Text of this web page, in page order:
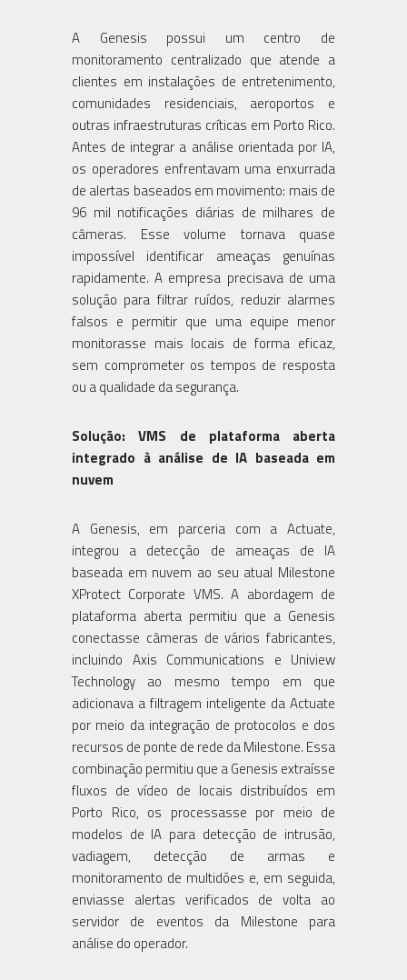
A Genesis possui um centro de
monitoramento centralizado que atende a
clientes em instalações de entretenimento,
comunidades residenciais, aeroportos e
outras infraestruturas críticas em Porto Rico.
Antes de integrar a análise orientada por IA,
os operadores enfrentavam uma enxurrada
de alertas baseados em movimento: mais de
96 mil notificações diárias de milhares de
câmeras. Esse volume tornava quase
impossível identificar ameaças genuínas
rapidamente. A empresa precisava de uma
solução para filtrar ruídos, reduzir alarmes
falsos e permitir que uma equipe menor
monitorasse mais locais de forma eficaz,
sem comprometer os tempos de resposta
ou a qualidade da segurança.
Solução: VMS de plataforma aberta
integrado à análise de IA baseada em
nuvem
A Genesis, em parceria com a Actuate,
integrou a detecção de ameaças de IA
baseada em nuvem ao seu atual Milestone
XProtect Corporate VMS. A abordagem de
plataforma aberta permitiu que a Genesis
conectasse câmeras de vários fabricantes,
incluindo Axis Communications e Uniview
Technology ao mesmo tempo em que
adicionava a filtragem inteligente da Actuate
por meio da integração de protocolos e dos
recursos de ponte de rede da Milestone. Essa
combinação permitiu que a Genesis extraísse
fluxos de vídeo de locais distribuídos em
Porto Rico, os processasse por meio de
modelos de IA para detecção de intrusão,
vadiagem, detecção de armas e
monitoramento de multidões e, em seguida,
enviasse alertas verificados de volta ao
servidor de eventos da Milestone para
análise do operador.